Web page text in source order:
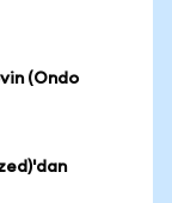
(Ondo